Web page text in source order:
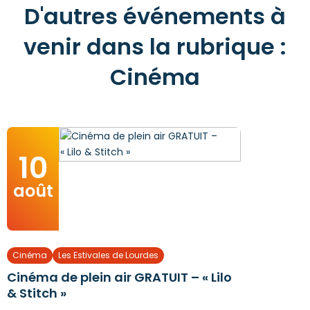
D'autres événements à
venir dans la rubrique :
Cinéma
10
août
Cinéma Les Estivales de Lourdes
Cinéma de plein air GRATUIT – « Lilo
& Stitch »